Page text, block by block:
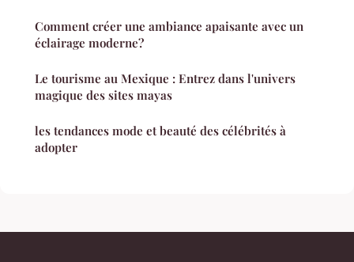
Comment créer une ambiance apaisante avec un
éclairage moderne?
Le tourisme au Mexique : Entrez dans l'univers
magique des sites mayas
les tendances mode et beauté des célébrités à
adopter